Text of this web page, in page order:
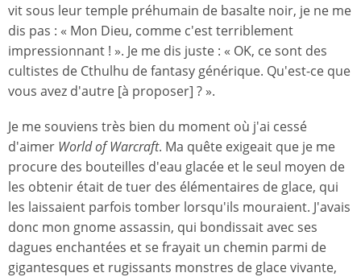
vit sous leur temple préhumain de basalte noir, je ne me
dis pas : « Mon Dieu, comme c'est terriblement
impressionnant ! ». Je me dis juste : « OK, ce sont des
cultistes de Cthulhu de fantasy générique. Qu'est-ce que
vous avez d'autre [à proposer] ? ».
Je me souviens très bien du moment où j'ai cessé
d'aimer World of Warcraft. Ma quête exigeait que je me
procure des bouteilles d'eau glacée et le seul moyen de
les obtenir était de tuer des élémentaires de glace, qui
les laissaient parfois tomber lorsqu'ils mouraient. J'avais
donc mon gnome assassin, qui bondissait avec ses
dagues enchantées et se frayait un chemin parmi de
gigantesques et rugissants monstres de glace vivante,